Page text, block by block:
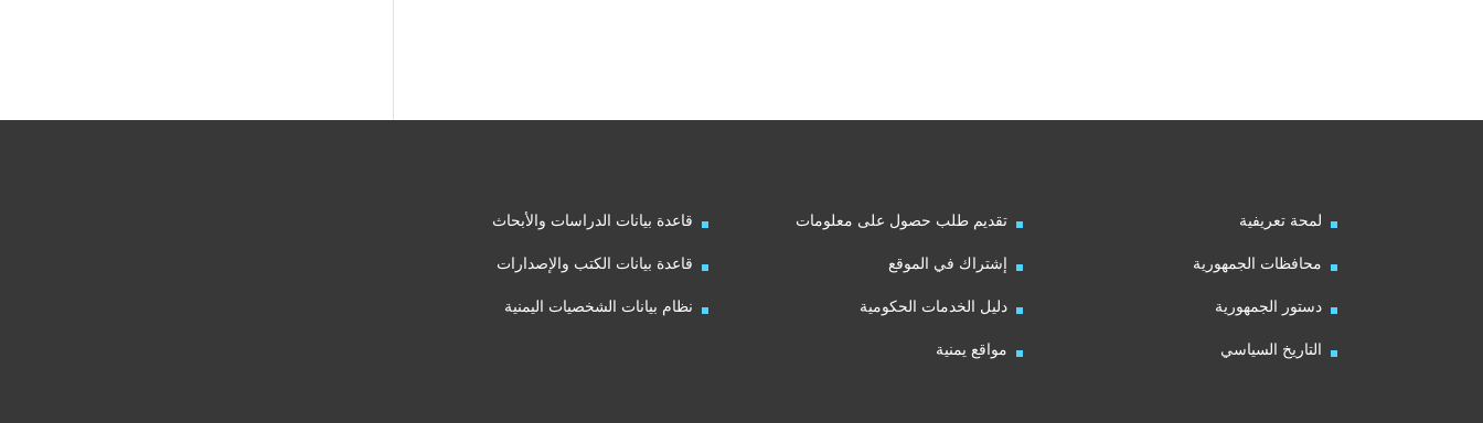
لمحة تعريفية
محافظات الجمهورية
دستور الجمهورية
التاريخ السياسي
تقديم طلب حصول على معلومات
إشتراك في الموقع
دليل الخدمات الحكومية
مواقع يمنية
قاعدة بيانات الدراسات والأبحاث
قاعدة بيانات الكتب والإصدارات
نظام بيانات الشخصيات اليمنية